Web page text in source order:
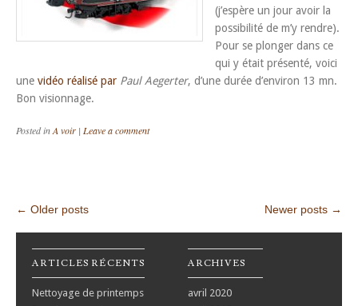
(j’espère un jour avoir la
possibilité de m’y rendre).
Pour se plonger dans ce
qui y était présenté, voici
une vidéo réalisé par Paul Aegerter, d’une durée d’environ 13 mn.
Bon visionnage.
Posted inA voir | Leave a comment
Post navigation
← Older posts Newer posts →
ARTICLES RÉCENTS
Nettoyage de printemps
ARCHIVES
avril 2020